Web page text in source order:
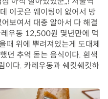
이곳은 웨이팅이 없어서 방
보여서 대충 알아서 다 해결
우동 12,500원 몇년만에 먹
때 위에 뿌려져있는게 도대체
던 추억 돋는 음식이다. 흰색
이다. 카레우동과 쉐킷쉐킷하